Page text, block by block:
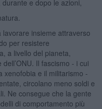
e dopo le azioni,
insieme attraverso
per resistere
a livello del pianeta,
Il fascismo - i cui
xenofobia e il militarismo -
circolano meno soldi e
Ne consegue che la gente
di comportamento più